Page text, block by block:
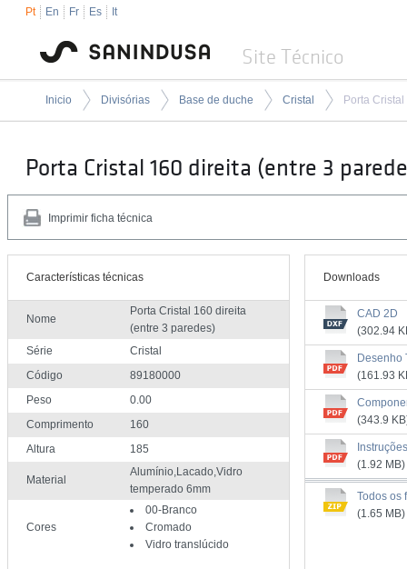
Pt En Fr Es It
Site Técnico
Inicio Divisórias Base de duche Cristal
Porta Cristal 160 direita (entre 3
Imprimir ficha técnica
Características técnicas
Nome
Porta Cristal 160 direita
(entre 3 paredes)
Série
Cristal
Código
89180000
Peso
0.00
Comprimento
160
Altura
185
Material
Alumínio,Lacado,Vidro
temperado 6mm
Cores
00-Branco
Cromado
Vidro translúcido
Downloads
CAD 2D
(302.94
Desenho
(161.93
(343.9
(1.92 MB)
Todos os
(1.65 MB)